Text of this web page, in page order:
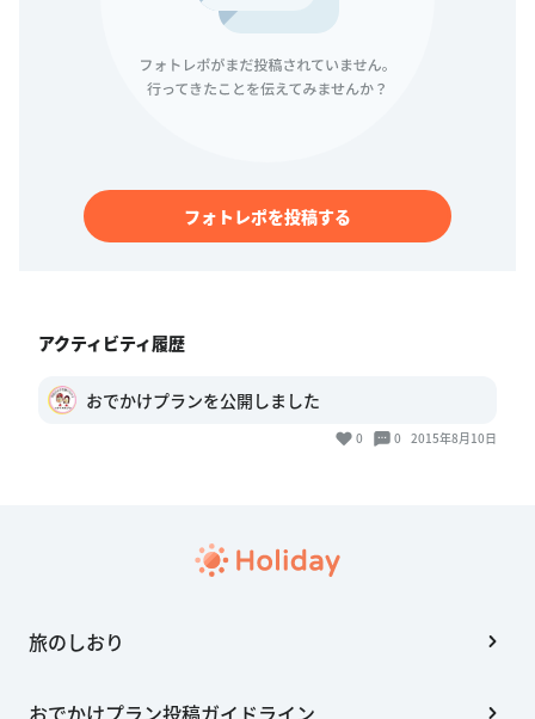
フォトレポを投稿する
アクティビティ履歴
おでかけプランを公開しました
0 0 2015年8月10日
旅のしおり
おでかけプラン投稿ガイドライン